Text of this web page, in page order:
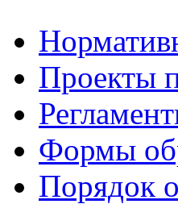
Проекты
Формы
Порядок